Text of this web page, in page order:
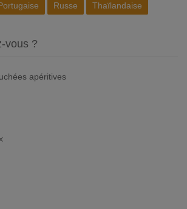
Russe Thaïlandaise
vous ?
apéritives